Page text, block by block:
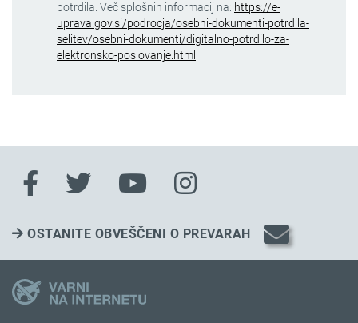
potrdila. Več splošnih informacij na: https://e-
uprava.gov.si/podrocja/osebni-dokumenti-potrdila-
selitev/osebni-dokumenti/digitalno-potrdilo-za-
elektronsko-poslovanje.html
OSTANITE OBVEŠČENI O PREVARAH